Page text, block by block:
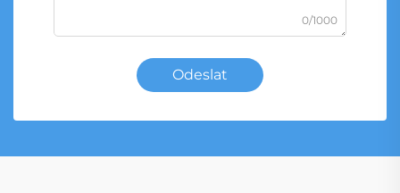
0/1000
Odeslat